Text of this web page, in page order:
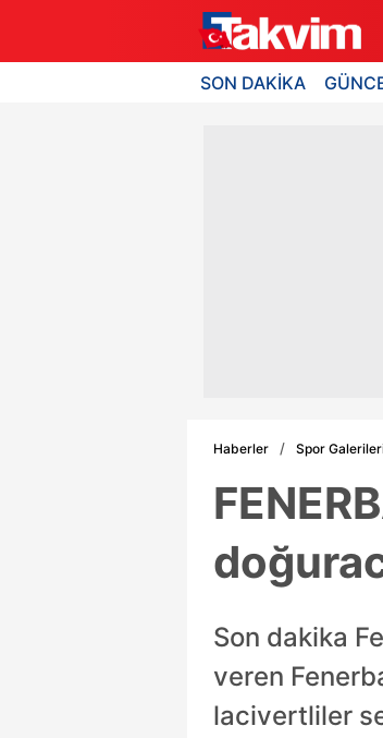
SON DAKİKA
Haberler Spor
Son dakika
veren
lacivertliler